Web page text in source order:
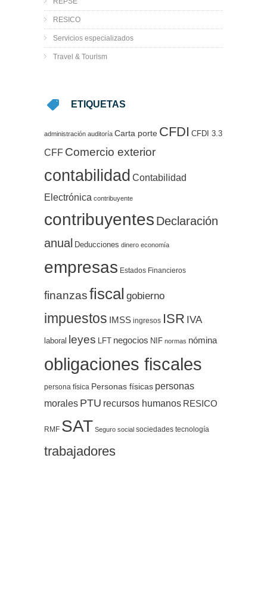
RESICO
Servicios especializados
Travel & Tourism
ETIQUETAS
administración auditoría Carta porte CFDI CFDI 3.3
CFF Comercio exterior
contabilidad Contabilidad
Electrónica contribuyente
contribuyentes Declaración
anual Deducciones dinero economía
empresas Estados Financieros
finanzasfiscal gobierno
impuestos IMSS ingresos ISR IVA
laboral leyes LFT negocios NIF normas nómina
obligaciones fiscales
persona física Personas físicas personas
morales PTU recursos humanos RESICO
RMF SAT Seguro social sociedades tecnología
trabajadores